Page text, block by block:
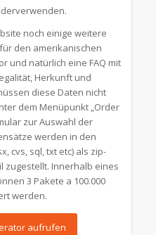
noch einige weitere
den amerikanischen
und natürlich eine FAQ mit
Herkunft und
diese Daten nicht
dem Menüpunkt „Order
zur Auswahl der
werden in den
cvs, sql, txt etc) als zip-
zugestellt. Innerhalb eines
3 Pakete a 100.000
werden.
aufrufen